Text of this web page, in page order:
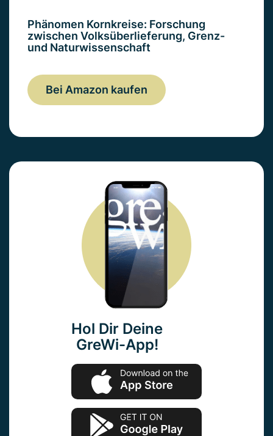
Phänomen Kornkreise: Forschung
zwischen Volksüberlieferung, Grenz-
und Naturwissenschaft
Bei Amazon kaufen
Hol Dir Deine
GreWi-App!